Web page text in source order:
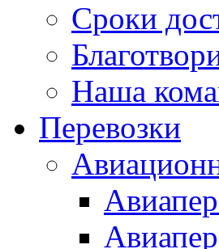
Сроки
Наша
Перевозки